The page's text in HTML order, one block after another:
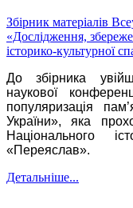
Збірник матеріалів
«Дослідження,
історико-культурної
До збірника
наукової
популяризація
України», яка
Національного
«Переяслав».
Детальніше...